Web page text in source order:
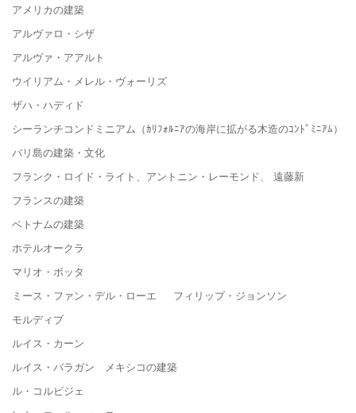
アメリカの建築
アルヴァロ・シザ
アルヴァ・アアルト
ウイリアム・メレル・ヴォーリズ
ザハ・ハディド
シーランチコンドミニアム（ｶﾘﾌｫﾙﾆｱの海岸に拡がる木造のｺﾝﾄﾞﾐﾆｱﾑ）
バリ島の建築・文化
フランク・ロイド・ライト、アントニン・レーモンド、 遠藤新
フランスの建築
ベトナムの建築
ホテルオークラ
マリオ・ボッタ
ミース・ファン・デル・ローエ フィリップ・ジョンソン
モルディブ
ルイス・カーン
ルイス・バラガン メキシコの建築
ル・コルビジェ